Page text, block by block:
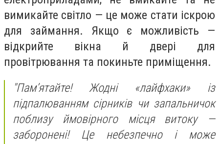
вимикайте світло — це може стати іскрою
для займання. Якщо є можливість —
відкрийте вікна й двері для
провітрювання та покиньте приміщення.
"Пам’ятайте! Жодні «лайфхаки» із
підпалюванням сірників чи запальничок
поблизу ймовірного місця витоку —
заборонені! Це небезпечно і може